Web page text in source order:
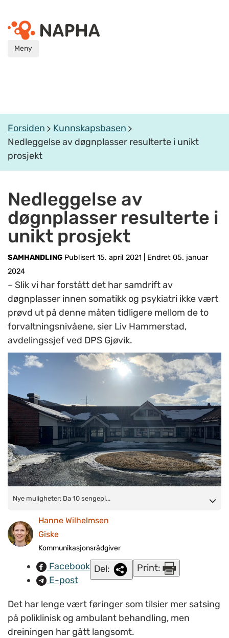
Meny
Forsiden
Kunnskapsbasen
Nedleggelse av døgnplasser resulterte i unikt
prosjekt
Nedleggelse av
døgnplasser resulterte i
unikt prosjekt
SAMHANDLING Publisert 15. april 2021
Endret 05. januar
2024
– Slik vi har forstått det har samdrift av
døgnplasser innen somatikk og psykiatri ikke vært
prøvd ut på denne måten tidligere mellom de to
forvaltningsnivåene, sier Liv Hammerstad,
avdelingssjef ved DPS Gjøvik.
Nye muligheter:Da 10 sengeplasser ved DPS Gjøvik,
kommunehelsetjenesten og spesialisthelsetjenesten tenke
nytt. Resultatet ble tettere samarbeid mellom somatikk og
psykiatri. (Foto: Laila Olsen)
Nye muligheter: Da 10 sengepl...
Hanne Wilhelmsen
Giske
Kommunikasjonsrådgiver
Facebook
E-post
Del: Print:
Det har lenge vært føringer som tilsier mer satsing
på poliklinisk og ambulant behandling, men
dreiningen har gått langsomt.